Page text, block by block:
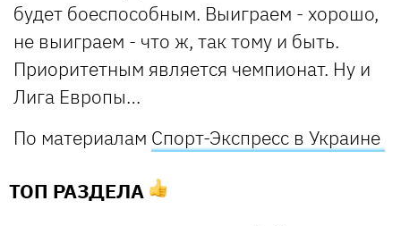
будет боеспособным. Выиграем - хорошо,
не выиграем - что ж, так тому и быть.
Приоритетным является чемпионат. Ну и
Лига Европы…
По материалам Спорт-Экспресс в Украине
ТОП РАЗДЕЛА